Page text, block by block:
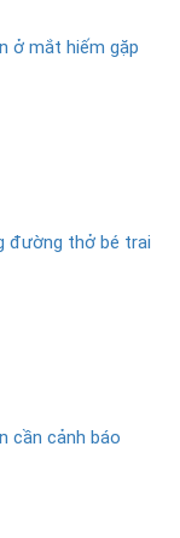
ở mắt hiếm gặp
đường thở bé trai
cần cảnh báo